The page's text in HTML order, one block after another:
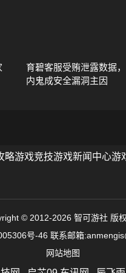
育碧客服受贿泄露数据，
内鬼成安全漏洞主因
略游戏竞技游戏新闻中心游
© 2012-2026 智可游社 版
号-46 联系邮箱
网站地图